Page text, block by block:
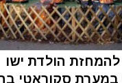
הולדת ישו
במערת סקוראטי